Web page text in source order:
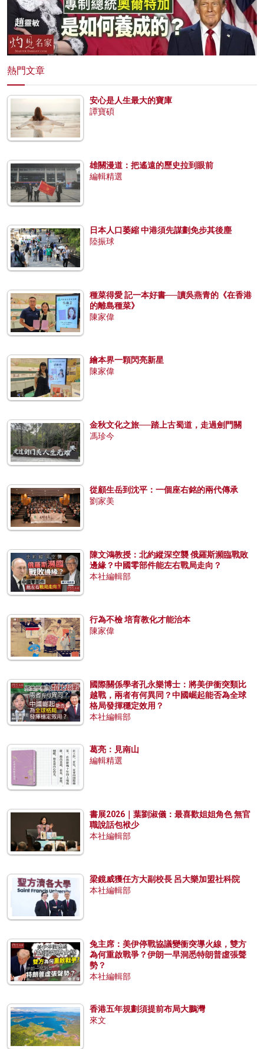
熱門文章
安心是人生最大的寶庫
譚寶碩
雄關漫道：把遙遠的歷史拉到眼前
編輯精選
日本人口萎縮 中港須先謀劃免步其後塵
陸振球
種菜得愛 記一本好書──讀吳燕青的《在香港
的離島種菜》
陳家偉
繪本界一顆閃亮新星
陳家偉
金秋文化之旅──踏上古蜀道，走過劍門關
馮珍今
從顧生岳到沈平：一個座右銘的兩代傳承
劉家美
陳文鴻教授：北約縱深空襲 俄羅斯瀕臨戰敗
邊緣？中國零部件能左右戰局走向？
本社編輯部
行為不檢 培育教化才能治本
陳家偉
國際關係學者孔永樂博士：將美伊衝突類比
越戰，兩者有何異同？中國崛起能否為全球
格局發揮穩定效用？
本社編輯部
葛亮：見南山
編輯精選
書展2026｜葉劉淑儀：最喜歡姐姐角色 無官
職說話包袱少
本社編輯部
梁鏡威獲任方大副校長 呂大樂加盟社科院
本社編輯部
兔主席：美伊停戰協議變衝突導火線，雙方
為何重啟戰爭？伊朗一早洞悉特朗普虛張聲
勢？
本社編輯部
香港五年規劃須提前布局大鵬灣
來文